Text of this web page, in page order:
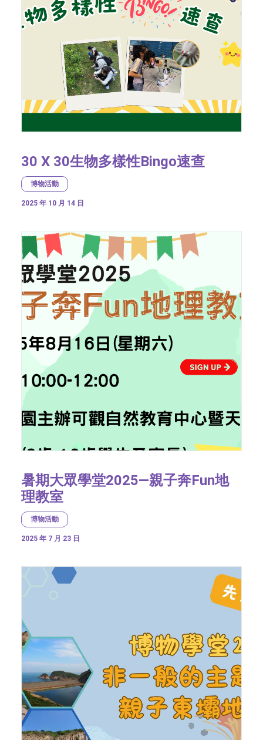
30 X 30生物多樣性Bingo速查
博物活動
2025 年 10 月 14 日
暑期大眾學堂2025—親子奔Fun地
理教室
博物活動
2025 年 7 月 23 日